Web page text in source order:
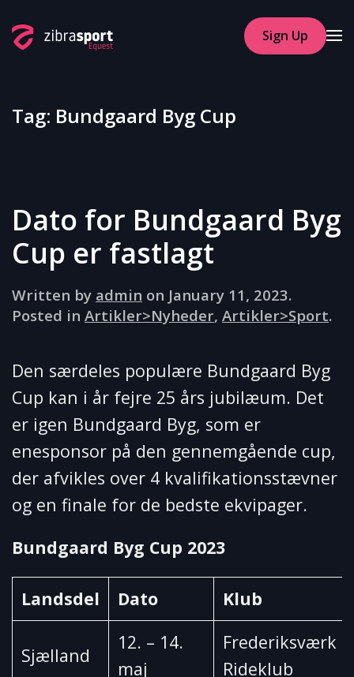
Skip to main content
Sign Up
Tag: Bundgaard Byg Cup
Dato for Bundgaard Byg
Cup er fastlagt
Written by admin on January 11, 2023.
Posted in Artikler>Nyheder, Artikler>Sport.
Den særdeles populære Bundgaard Byg
Cup kan i år fejre 25 års jubilæum. Det
er igen Bundgaard Byg, som er
enesponsor på den gennemgående cup,
der afvikles over 4 kvalifikationsstævner
og en finale for de bedste ekvipager.
Bundgaard Byg Cup 2023
Landsdel Dato Klub
Sjælland
12. – 14.
maj
Frederiksværk
Rideklub